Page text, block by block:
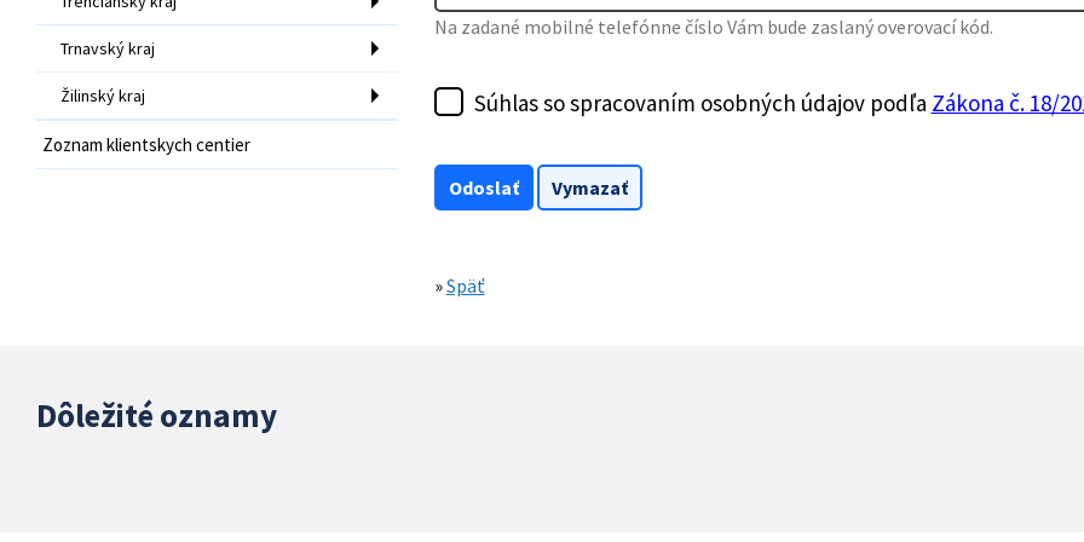
Trnavský kraj
Žilinský kraj
Zoznam klientskych centier
Na zadané mobilné telefónne číslo Vám bude zaslaný overovací kód.
Súhlas so spracovaním osobných údajov podľa Zákona č. 18/
»Späť
Dôležité oznamy